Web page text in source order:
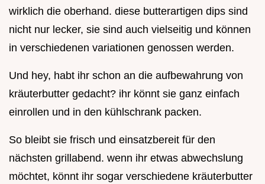
wirklich die oberhand. diese butterartigen dips sind
nicht nur lecker, sie sind auch vielseitig und können
in verschiedenen variationen genossen werden.
Und hey, habt ihr schon an die aufbewahrung von
kräuterbutter gedacht? ihr könnt sie ganz einfach
einrollen und in den kühlschrank packen.
So bleibt sie frisch und einsatzbereit für den
nächsten grillabend. wenn ihr etwas abwechslung
möchtet, könnt ihr sogar verschiedene kräuterbutter